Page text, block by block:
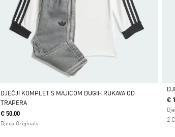
DJEČJI KOMPLET S MAJICOM DUGIH RUKAVA OD
TRAPERA
€ 50.00
Djeca Originals
Da
€
2